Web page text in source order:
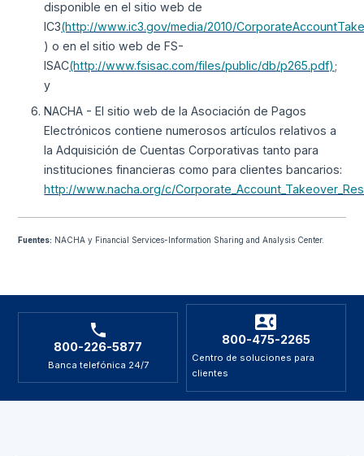
disponible en el sitio web de
IC3(http://www.ic3.gov/media/2010/
) o en el sitio web de FS-
ISAC(http://www.fsisac.com/files/public/db/p265.pdf) ;
y
NACHA - El sitio web de la Asociación de Pagos
Electrónicos contiene numerosos artículos relativos a
la Adquisición de Cuentas Corporativas tanto para
instituciones financieras como para clientes bancarios:
http://www.nacha.org/c/
Fuentes: NACHA y Financial Services-Information Sharing and Analysis Center.
800-226-5877
Banca telefónica 24/7
800-475-2265
Centro de soluciones para
clientes